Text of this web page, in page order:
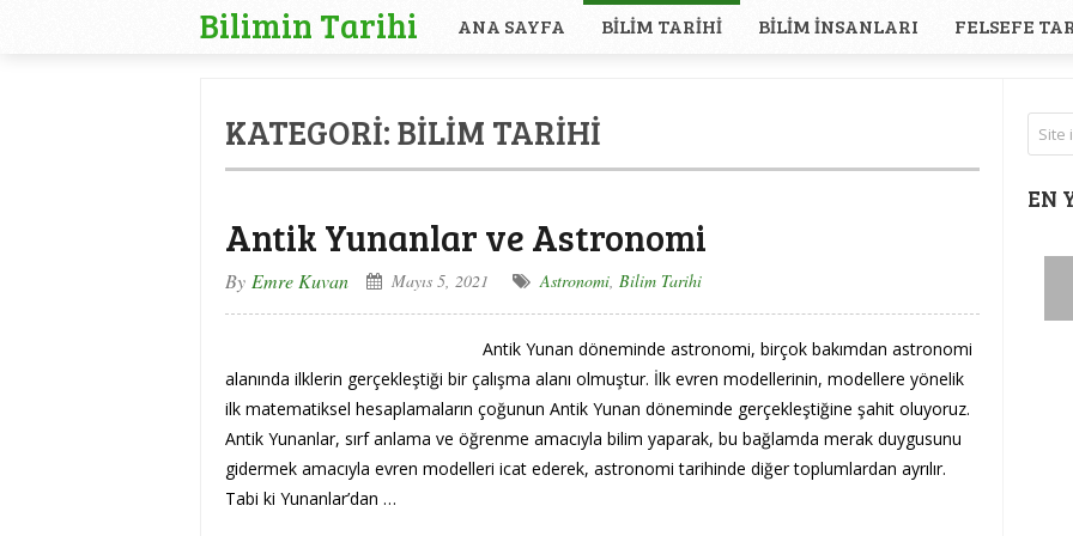
Bilimin Tarihi ANA SAYFA BILIM TARIHI BILIM İNSANLARI FELSEFE
KATEGORI:BILIM TARIHI
Antik Yunanlar ve Astronomi
By Emre Kuvan Mayıs 5, 2021 Astronomi, Bilim Tarihi
Antik Yunan döneminde astronomi, birçok bakımdan astronomi
alanında ilklerin gerçekleştiği bir çalışma alanı olmuştur. İlk evren modellerinin, modellere yönelik
ilk matematiksel hesaplamaların çoğunun Antik Yunan döneminde gerçekleştiğine şahit oluyoruz.
Antik Yunanlar, sırf anlama ve öğrenme amacıyla bilim yaparak, bu bağlamda merak duygusunu
gidermek amacıyla evren modelleri icat ederek, astronomi tarihinde diğer toplumlardan ayrılır.
Tabi ki Yunanlar’dan …
EN